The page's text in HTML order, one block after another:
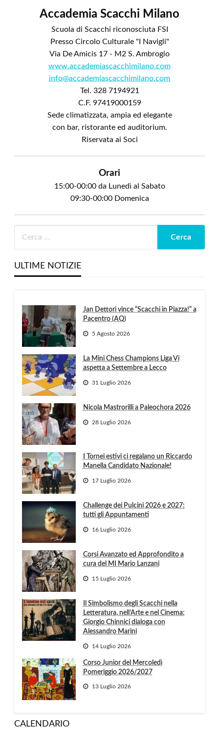
Accademia Scacchi Milano
Scuola di Scacchi riconosciuta FSI
Presso Circolo Culturale "I Navigli"
Via De Amicis 17 - M2 S. Ambrogio
www.accademiascacchimilano.com
info@accademiascacchimilano.com
Tel. 328 7194921
C.F. 97419000159
Sede climatizzata, ampia ed elegante
con bar, ristorante ed auditorium.
Riservata ai Soci
Orari
15:00-00:00 da Lunedì al Sabato
09:30-00:00 Domenica
ULTIME NOTIZIE
Jan Dettori vince “Scacchi in Piazza!” a
Pacentro (AQ)
5 Agosto 2026
La Mini Chess Champions Liga Vi
aspetta a Settembre a Lecco
31 Luglio 2026
Nicola Mastrorilli a Paleochora 2026
28 Luglio 2026
I Tornei estivi ci regalano un Riccardo
Manella Candidato Nazionale!
17 Luglio 2026
Challenge dei Pulcini 2026 e 2027:
tutti gli Appuntamenti
16 Luglio 2026
Corsi Avanzato ed Approfondito a
cura del MI Mario Lanzani
15 Luglio 2026
Il Simbolismo degli Scacchi nella
Letteratura, nell’Arte e nel Cinema:
Giorgio Chinnici dialoga con
Alessandro Marini
14 Luglio 2026
Corso Junior del Mercoledì
Pomeriggio 2026/2027
13 Luglio 2026
CALENDARIO